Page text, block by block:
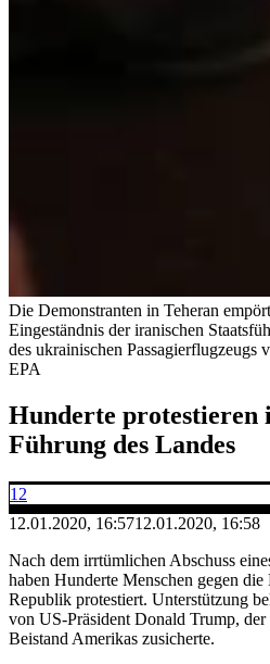
Die Demonstranten in Teheran
Eingeständnis der iranischen
des ukrainischen Passagierflugzeugs
EPA
Hunderte protestieren
Führung des Landes
12
12.01.2020, 16:5712.01.2020, 16:58
Nach dem irrtümlichen Abschuss
haben Hunderte Menschen gegen
Republik protestiert. Unterstützung
von US-Präsident Donald Trump,
Beistand Amerikas zusicherte.